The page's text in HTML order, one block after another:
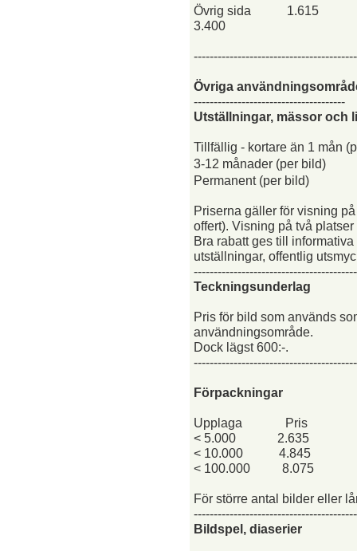
Övrig sida
1.615
3.400
Övriga
--------------------------------------
Utställningar, mässor och
Tillfällig - kortare än 1 mån
3-12 månader (per bild)
Permanent (per bild)
Priserna gäller för visning
offert). Visning på två
Bra rabatt ges till
utställningar, offentlig
Teckningsunderlag
Pris för bild som används
användningsområde.
Dock lägst 600:-.
Förpackningar
Upplaga
Pris
< 5.000
2.635
< 10.000
4.845
< 100.000
8.075
För större antal bilder eller
Bildspel, diaserier